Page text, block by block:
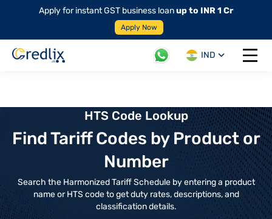
Apply for instant GST business loanup to INR 1 Cr
Apply Now
IND
Open
HTS Code Lookup
Find Tariff Codes by Product or
Number
Search the Harmonized Tariff Schedule by entering a product
name or HTS code to get duty rates, descriptions, and
classification details.